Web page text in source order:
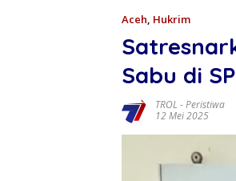
Aceh, Hukrim
Sabu di
TROL -Peristiwa
12 Mei 2025